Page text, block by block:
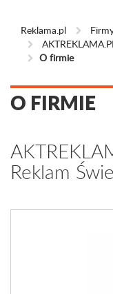
Reklama.pl
O firmie
O FIRMIE
Reklam